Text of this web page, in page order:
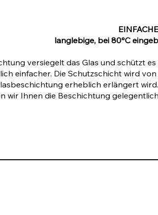
langlebige, bei 80°C
versiegelt das Glas und schützt
einfacher. Die Schutzschicht wird
erheblich erlängert
wir Ihnen die Beschichtung